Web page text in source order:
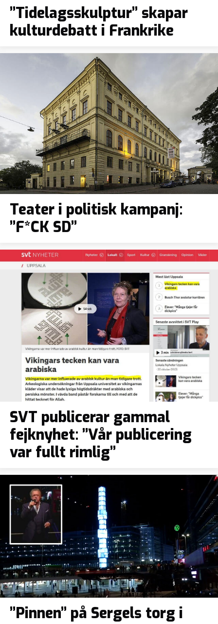
”Tidelagsskulptur” skapar
kulturdebatt i Frankrike
Teater i politisk kampanj:
”F*CK SD”
SVT publicerar gammal
fejknyhet: ”Vår publicering
var fullt rimlig”
”Pinnen” på Sergels torg i